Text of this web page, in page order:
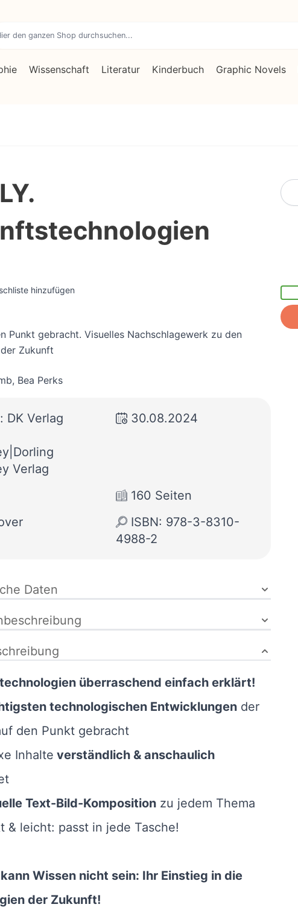
Wissenschaft Literatur Kinderbuch Graphic Novels
hinzufügen
Punkt gebracht. Visuelles Nachschlagewerk zu den
Zukunft
, Bea Perks
DK Verlag
Verlag
30.08.2024
160 Seiten
ISBN: 978-3-8310-
4988-2
Daten
überraschend einfach erklärt!
technologischen Entwicklungender
den Punkt gebracht
Inhalte verständlich & anschaulich
Text-Bild-Kompositionzu jedem Thema
& leicht: passt in jede Tasche!
Wissen nicht sein: Ihr Einstieg in die
der Zukunft!